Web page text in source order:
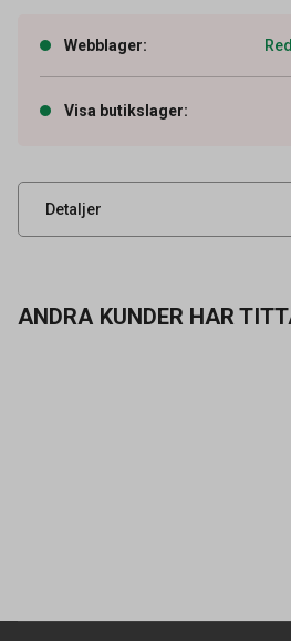
Webblager:
Visa butikslager:
Detaljer
UNSPSC
ANDRA KUNDER HAR